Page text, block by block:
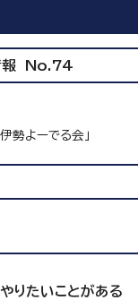
報 No.74
勢よーでる会」
りたいことがある